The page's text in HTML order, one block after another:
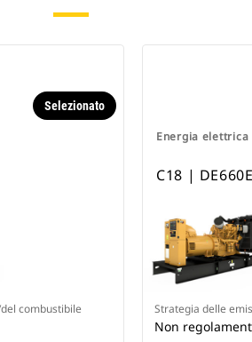
Selezionato
combustibile
Energia elettrica
C18 |
Strategia delle
Non